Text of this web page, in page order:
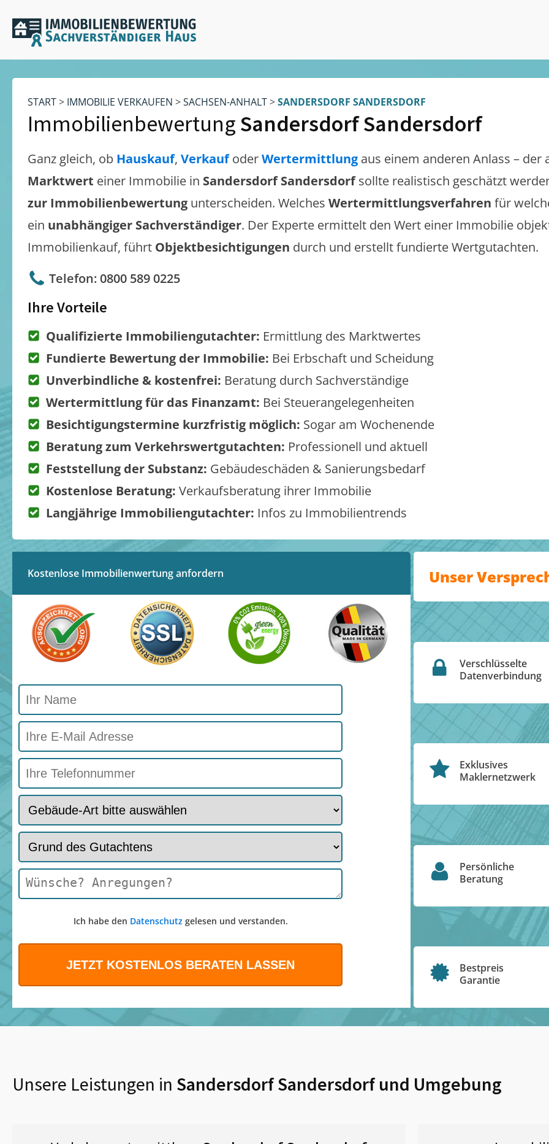
START> IMMOBILIE VERKAUFEN >SACHSEN-ANHALT>SANDERSDORF SANDERSDORF
Immobilienbewertung Sandersdorf Sandersdorf
Ganz gleich, ob Hauskauf, VerkaufoderWertermittlung aus einem anderen Anlass – der
Marktwert einer Immobilie in Sandersdorf Sandersdorf sollte realistisch geschätzt
zur Immobilienbewertung unterscheiden. Welches Wertermittlungsverfahren für
ein unabhängiger Sachverständiger. Der Experte ermittelt den Wert einer Immobilie
Immobilienkauf, führt Objektbesichtigungen durch und erstellt fundierte Wertgutachten.
Telefon: 0800 589 0225
Ihre Vorteile
Qualifizierte Immobiliengutachter: Ermittlung des Marktwertes
Fundierte Bewertung der Immobilie: Bei Erbschaft und Scheidung
Unverbindliche & kostenfrei: Beratung durch Sachverständige
Wertermittlung für das Finanzamt: Bei Steuerangelegenheiten
Besichtigungstermine kurzfristig möglich: Sogar am Wochenende
Beratung zum Verkehrswertgutachten: Professionell und aktuell
Feststellung der Substanz: Gebäudeschäden & Sanierungsbedarf
Kostenlose Beratung: Verkaufsberatung ihrer Immobilie
Langjährige Immobiliengutachter: Infos zu Immobilientrends
Kostenlose Immobilienwertung anfordern
Ich habe den Datenschutzgelesen und verstanden.
Unser
Verschlüsselte
Datenverbindung
Exklusives
Maklernetzwerk
Persönliche
Beratung
Bestpreis
Garantie
Unsere Leistungen in Sandersdorf Sandersdorfund Umgebung